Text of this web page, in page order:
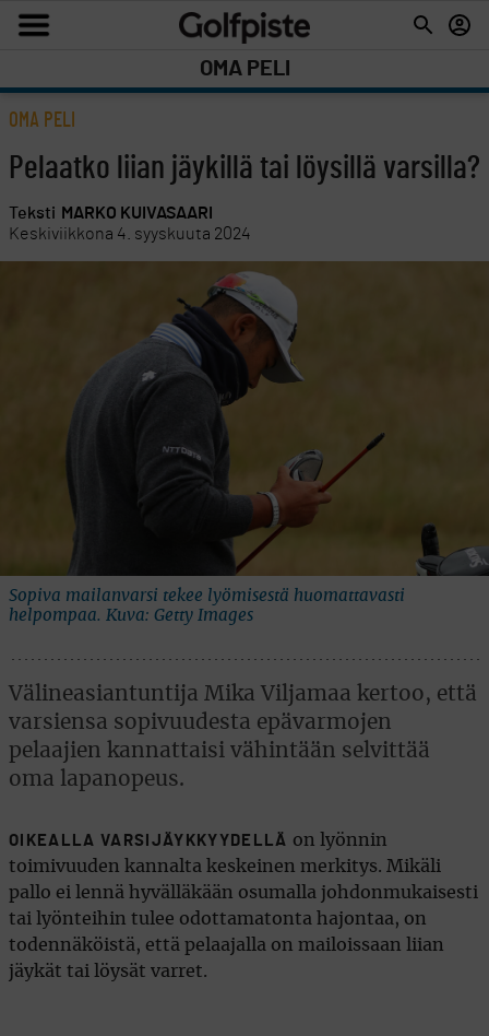
OMA PELI
OMA PELI
Pelaatko liian jäykillä tai löysillä varsilla?
Teksti MARKO KUIVASAARI
Keskiviikkona 4. syyskuuta 2024
Sopiva mailanvarsi tekee lyömisestä huomattavasti
helpompaa. Kuva: Getty Images
Välineasiantuntija Mika Viljamaa kertoo, että
varsiensa sopivuudesta epävarmojen
pelaajien kannattaisi vähintään selvittää
oma lapanopeus.
OIKEALLA VARSIJÄYKKYYDELLÄ on lyönnin
toimivuuden kannalta keskeinen merkitys. Mikäli
pallo ei lennä hyvälläkään osumalla johdonmukaisesti
tai lyönteihin tulee odottamatonta hajontaa, on
todennäköistä, että pelaajalla on mailoissaan liian
jäykät tai löysät varret.